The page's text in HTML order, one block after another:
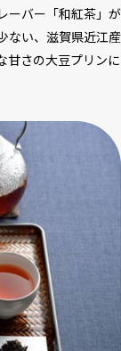
ーバー「和紅茶」が
ない、滋賀県近江産
甘さの大豆プリンに